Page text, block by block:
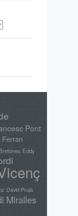
Pont
Ferran
Eddy
David Prujà
Miralles